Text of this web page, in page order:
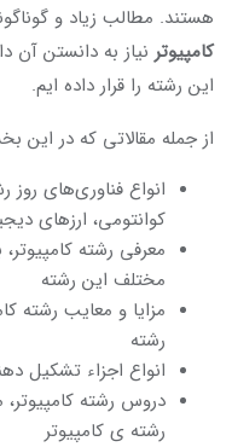
هستند. مطالب زیاد و
کامپیوتر نیاز به دانستن آن
این رشته را قرار داده ایم.
از جمله مقالاتی که در این
انواع فناوری‌های روز
کوانتومی، ارزهای
معرفی رشته
مختلف این رشته
مزایا و معایب رشته
رشته
انواع اجزاء تشکیل
دروس رشته
رشته ی کامپیوتر